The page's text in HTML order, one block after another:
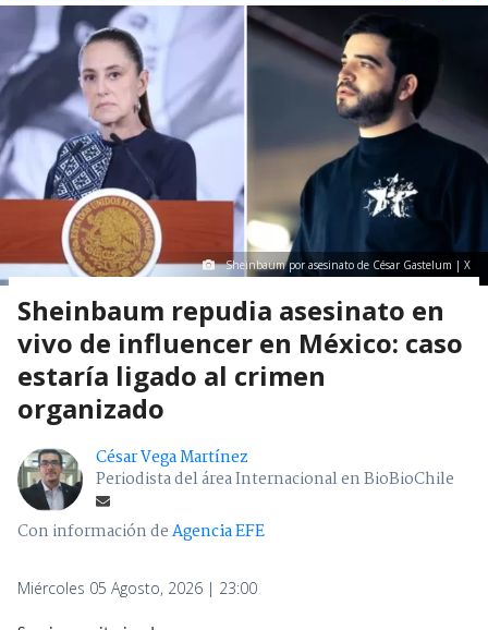
Sheinbaum por asesinato de César Gastelum | X
Sheinbaum repudia asesinato en
vivo de influencer en México: caso
estaría ligado al crimen
organizado
César Vega Martínez
Periodista del área Internacional en BioBioChile
Con información deAgencia EFE
Miércoles 05 Agosto, 2026 | 23:00